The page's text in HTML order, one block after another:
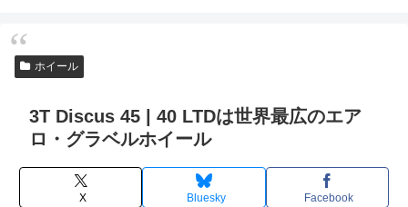
ホイール
3T Discus 45 | 40 LTDは世界最広のエア
ロ・グラベルホイール
X Bluesky Facebook